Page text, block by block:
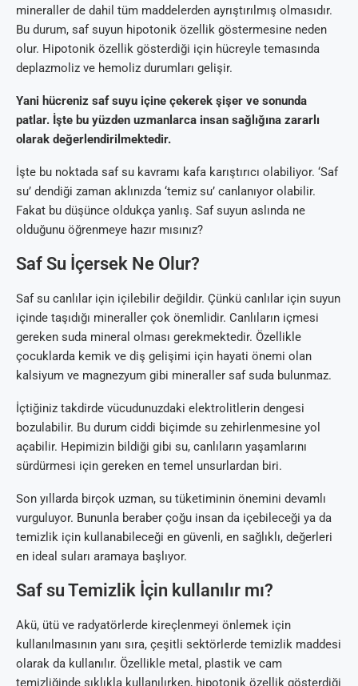
mineraller de dahil tüm maddelerden ayrıştırılmış olmasıdır.
Bu durum, saf suyun hipotonik özellik göstermesine neden
olur. Hipotonik özellik gösterdiği için hücreyle temasında
deplazmoliz ve hemoliz durumları gelişir.
Yani hücreniz saf suyu içine çekerek şişer ve sonunda
patlar. İşte bu yüzden uzmanlarca insan sağlığına zararlı
olarak değerlendirilmektedir.
İşte bu noktada saf su kavramı kafa karıştırıcı olabiliyor. ‘Saf
su’ dendiği zaman aklınızda ‘temiz su’ canlanıyor olabilir.
Fakat bu düşünce oldukça yanlış. Saf suyun aslında ne
olduğunu öğrenmeye hazır mısınız?
Saf Su İçersek Ne Olur?
Saf su canlılar için içilebilir değildir. Çünkü canlılar için suyun
içinde taşıdığı mineraller çok önemlidir. Canlıların içmesi
gereken suda mineral olması gerekmektedir. Özellikle
çocuklarda kemik ve diş gelişimi için hayati önemi olan
kalsiyum ve magnezyum gibi mineraller saf suda bulunmaz.
İçtiğiniz takdirde vücudunuzdaki elektrolitlerin dengesi
bozulabilir. Bu durum ciddi biçimde su zehirlenmesine yol
açabilir. Hepimizin bildiği gibi su, canlıların yaşamlarını
sürdürmesi için gereken en temel unsurlardan biri.
Son yıllarda birçok uzman, su tüketiminin önemini devamlı
vurguluyor. Bununla beraber çoğu insan da içebileceği ya da
temizlik için kullanabileceği en güvenli, en sağlıklı, değerleri
en ideal suları aramaya başlıyor.
Saf su Temizlik İçin kullanılır mı?
Akü, ütü ve radyatörlerde kireçlenmeyi önlemek için
kullanılmasının yanı sıra, çeşitli sektörlerde temizlik maddesi
olarak da kullanılır. Özellikle metal, plastik ve cam